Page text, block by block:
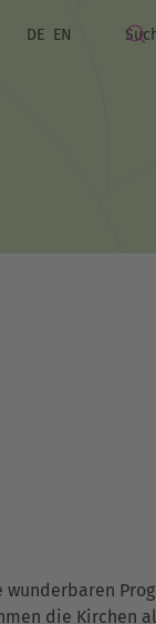
DE EN
wunderbaren
die Kirchen